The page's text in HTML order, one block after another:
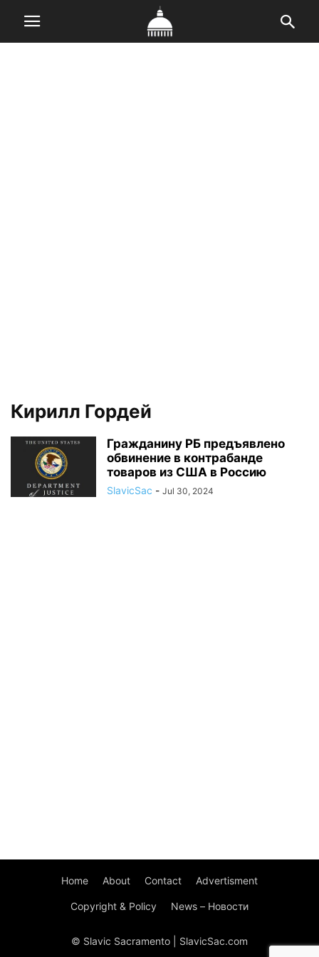
Кирилл Гордей
Гражданину РБ предъявлено
обвинение в контрабанде
товаров из США в Россию
SlavicSac - Jul 30, 2024
Home About Contact Advertisment
Copyright & Policy News – Новости
© Slavic Sacramento | SlavicSac.com